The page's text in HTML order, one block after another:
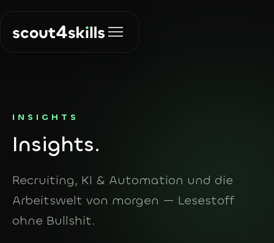
Recruiting
Die richtigen
KI & Automation
automatisieren
Über uns
Insights
INSIGHTS
Insights.
Recruiting, KI & Automation und die
Arbeitswelt von morgen — Lesestoff
ohne Bullshit.